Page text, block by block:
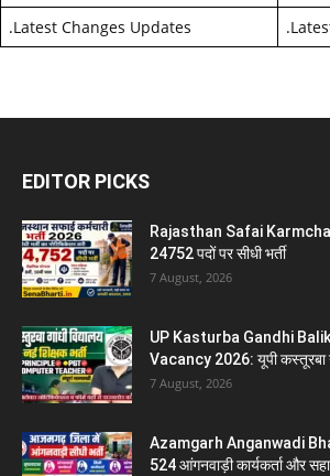
.Latest Changes Updates .
EDITOR PICKS
Rajasthan Safai
24752 पदों पर सीधी भर्ती
7 August, 2026
UP Kasturba Gandhi
Vacancy 2026: यूपी कस्तूरबा
7 August, 2026
Azamgarh Anganwadi
524 आंगनवाड़ी कार्यकर्ता और